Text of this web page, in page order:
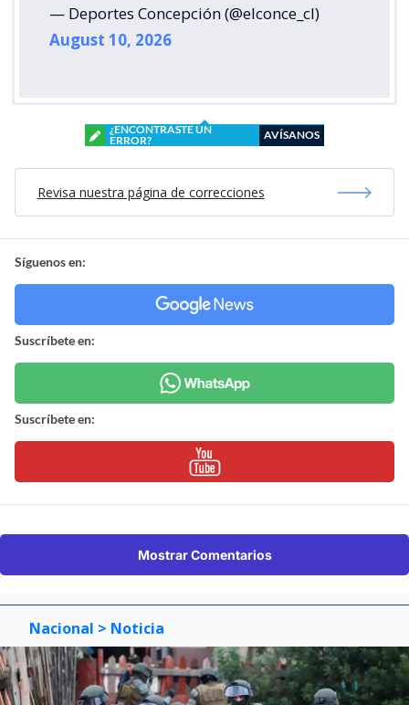
— Deportes Concepción (@elconce_cl)
August 10, 2026
¿ENCONTRASTE UN
ERROR?
AVÍSANOS
Revisa nuestra página de correcciones
Síguenos en:
Suscríbete en:
Suscríbete en:
Mostrar Comentarios
Nacional > Noticia